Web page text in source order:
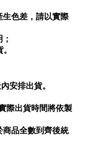
生色差，請以實際
安排出貨。
際出貨時間將依製
商品全數到齊後統